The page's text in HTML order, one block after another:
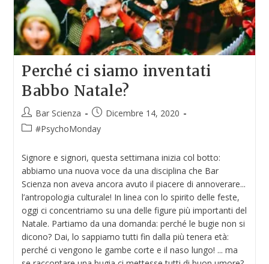
Perché ci siamo inventati
Babbo Natale?
Bar Scienza
Dicembre 14, 2020
#PsychoMonday
Signore e signori, questa settimana inizia col botto:
abbiamo una nuova voce da una disciplina che Bar
Scienza non aveva ancora avuto il piacere di annoverare...
l’antropologia culturale! In linea con lo spirito delle feste,
oggi ci concentriamo su una delle figure più importanti del
Natale. Partiamo da una domanda: perché le bugie non si
dicono? Dai, lo sappiamo tutti fin dalla più tenera età:
perché ci vengono le gambe corte e il naso lungo! ... ma